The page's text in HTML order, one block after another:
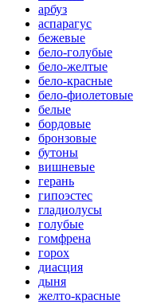
арбуз
аспарагус
бежевые
бело-голубые
бело-желтые
бело-красные
бело-фиолетовые
белые
бордовые
бронзовые
бутоны
вишневые
герань
гипоэстес
гладиолусы
голубые
гомфрена
горох
диасция
дыня
желто-красные